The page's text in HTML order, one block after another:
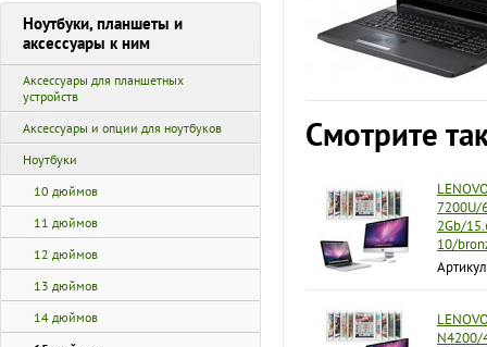
Ноутбуки, планшеты и
аксессуары к ним
Аксессуары для планшетных
устройств
Аксессуары и опции для ноутбуков
Ноутбуки
10 дюймов
11 дюймов
12 дюймов
13 дюймов
14 дюймов
Смотрите
7200U/
2Gb/
10/
N4200/